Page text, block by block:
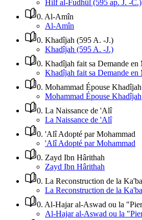
Hilf al-Fudhûl (595 ap. J. -C.)
0. Al-Amîn
Al-Amîn
0. Khadîjah (595 A. -J.)
Khadîjah (595 A. -J.)
0. Khadîjah fait sa Demande en
Khadîjah fait sa Demande en
0. Mohammad Épouse Khadîjah
Mohammad Épouse Khadîjah
0. La Naissance de 'Alî
La Naissance de 'Alî
0. 'Alî Adopté par Mohammad
'Alî Adopté par Mohammad
0. Zayd Ibn Hârithah
Zayd Ibn Hârithah
0. La Reconstruction de la
La Reconstruction de la
0. Al-Hajar al-Aswad ou la
Al-Hajar al-Aswad ou la